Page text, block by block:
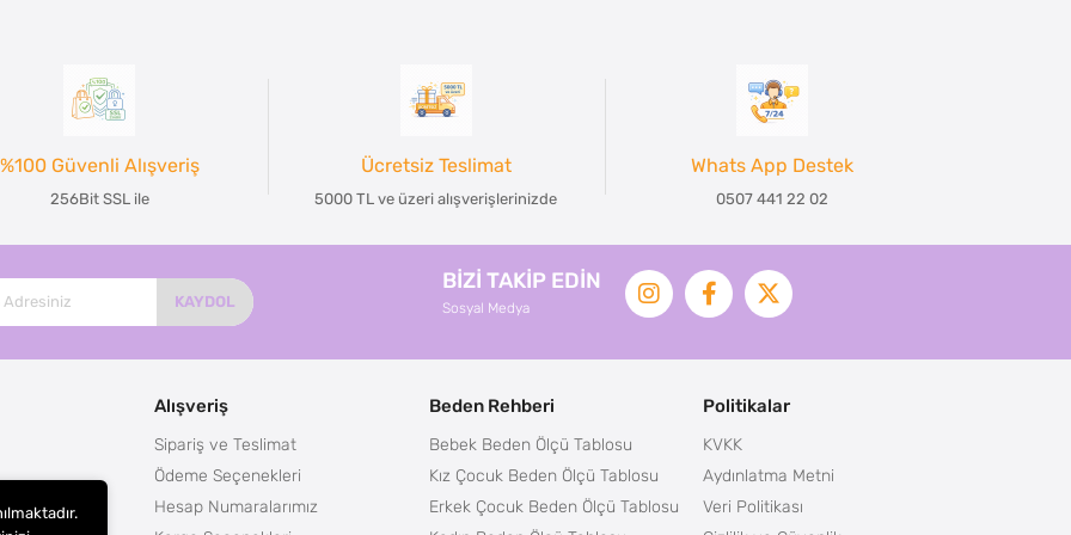
%100 Güvenli Alışveriş
256Bit SSL ile
Ücretsiz Teslimat
5000 TL ve üzeri alışverişlerinizde
Whats App Destek
0507 441 22 02
KAYDOL
BİZİ TAKİP EDİN
Sosyal Medya
Alışveriş
Sipariş ve Teslimat
Ödeme Seçenekleri
Hesap Numaralarımız
Beden Rehberi
Bebek Beden Ölçü Tablosu
Kız Çocuk Beden Ölçü Tablosu
Erkek Çocuk Beden Ölçü Tablosu
Politikalar
KVKK
Aydınlatma Metni
Veri Politikası